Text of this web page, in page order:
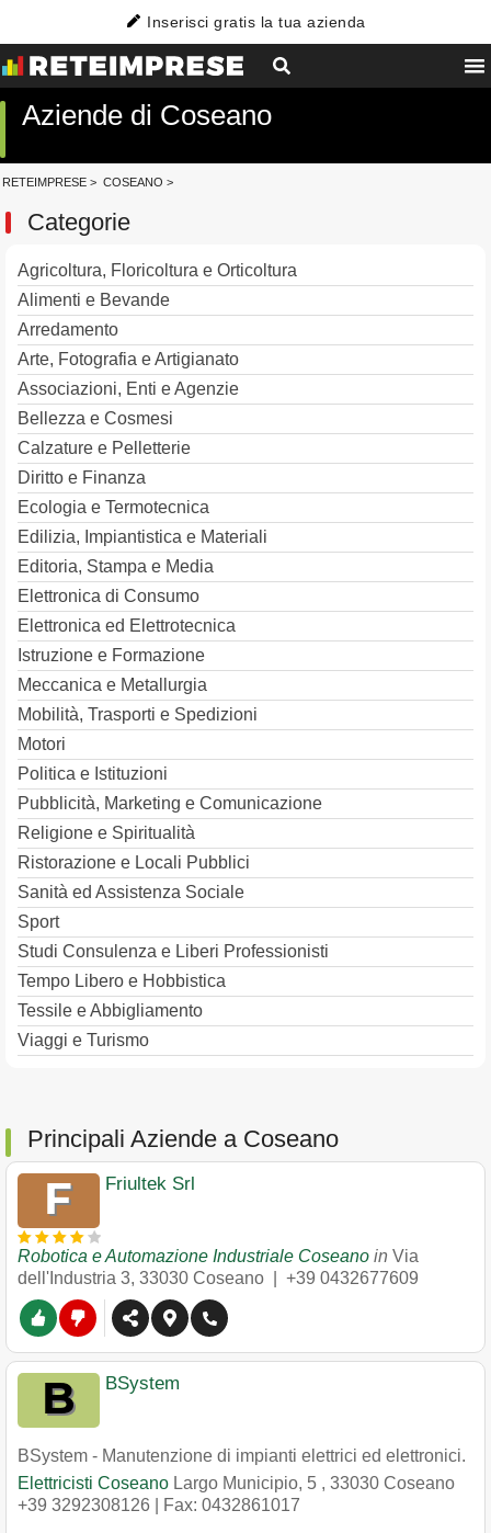
Inserisci gratis la tua azienda
Aziende di Coseano
RETEIMPRESE > COSEANO >
Categorie
Agricoltura, Floricoltura e Orticoltura
Alimenti e Bevande
Arredamento
Arte, Fotografia e Artigianato
Associazioni, Enti e Agenzie
Bellezza e Cosmesi
Calzature e Pelletterie
Diritto e Finanza
Ecologia e Termotecnica
Edilizia, Impiantistica e Materiali
Editoria, Stampa e Media
Elettronica di Consumo
Elettronica ed Elettrotecnica
Istruzione e Formazione
Meccanica e Metallurgia
Mobilità, Trasporti e Spedizioni
Motori
Politica e Istituzioni
Pubblicità, Marketing e Comunicazione
Religione e Spiritualità
Ristorazione e Locali Pubblici
Sanità ed Assistenza Sociale
Sport
Studi Consulenza e Liberi Professionisti
Tempo Libero e Hobbistica
Tessile e Abbigliamento
Viaggi e Turismo
Principali Aziende a Coseano
Friultek Srl
Robotica e Automazione Industriale Coseano in Via
dell'Industria 3, 33030 Coseano +39 0432677609
BSystem
BSystem - Manutenzione di impianti elettrici ed elettronici.
Elettricisti Coseano Largo Municipio, 5 , 33030 Coseano
+39 3292308126 | Fax: 0432861017